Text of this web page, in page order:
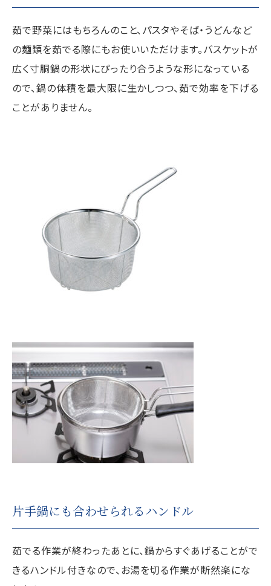
茹で野菜にはもちろんのこと、パスタやそば・うどんなど
の麺類を茹でる際にもお使いいただけます。バスケットが
広く寸胴鍋の形状にぴったり合うような形になっている
ので、鍋の体積を最大限に生かしつつ、茹で効率を下げる
ことがありません。
片手鍋にも合わせられるハンドル
茹でる作業が終わったあとに、鍋からすぐあげることがで
きるハンドル付きなので、お湯を切る作業が断然楽にな